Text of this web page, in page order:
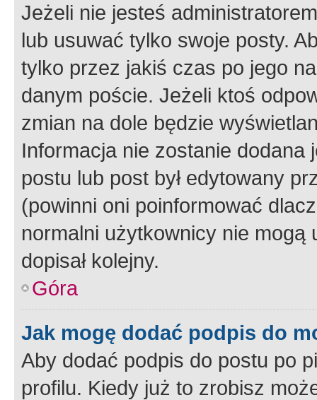
Jeżeli nie jesteś
lub usuwać tylko swoje posty.
tylko przez jakiś czas po jego
danym poście. Jeżeli ktoś
zmian na dole będzie
Informacja nie zostanie dodana
postu lub post był edytowany
(powinni oni poinformować
normalni użytkownicy nie
dopisał kolejny.
Góra
Jak mogę dodać podpis do
Aby dodać podpis do postu po
profilu. Kiedy już to zrobisz